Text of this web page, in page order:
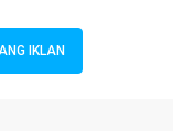
IKLAN